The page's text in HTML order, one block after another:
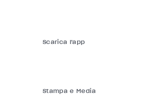
Scarica l'app
Stampa e Media